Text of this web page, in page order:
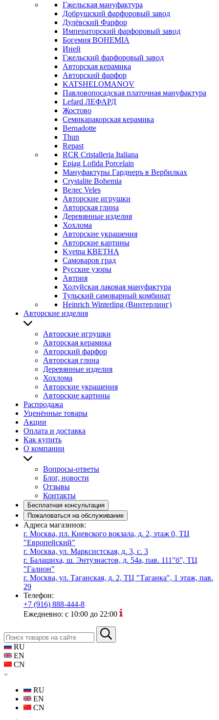
Гжельская мануфактура
Добрушский фарфоровый завод
Дулёвский Фарфор
Императорский фарфоровый завод
Богемия BOHEMIA
Иней
Гжельский фарфоровый завод
Авторская керамика
Авторский фарфор
KATSHELOMANOV
Павловопосадская платочная мануфактура
Lefard ЛЕФАРД
Жостово
Семикаракорская керамика
Bernadotte
Thun
Repast
RCR Cristalleria Italiana
Epiag Lofida Porcelain
Мануфактуры Гарднеръ в Вербилках
Crystalite Bohemia
Велес Veles
Авторские игрушки
Авторская глина
Деревянные изделия
Хохлома
Авторские украшения
Авторские картины
Kvetna КВЕТНА
Самоваров град
Русские узоры
Автрия
Холуйская лаковая мануфактура
Тульский самоварный комбинат
Heinrich Winterling (Винтерлинг)
Авторские изделия
Авторские игрушки
Авторская керамика
Авторский фарфор
Авторская глина
Деревянные изделия
Хохлома
Авторские украшения
Авторские картины
Распродажа
Уценённые товары
Акции
Оплата и доставка
Как купить
О компании
Вопросы-ответы
Блог, новости
Отзывы
Контакты
Бесплатная консультация
Пожаловаться на обслуживание
Адреса магазинов:
г. Москва, пл. Киевского вокзала, д. 2, этаж 0, ТЦ
"Европейский"
г. Москва, ул. Марксистская, д. 3, с. 3
г. Балашиха, ш. Энтузиастов, д. 54а, пав. 111”б”, ТЦ
"Галион"
г. Москва, ул. Таганская, д. 2, ТЦ "Таганка", 1 этаж, пав.
29
Телефон:
+7 (916) 888-444-8
Ежедневно: с 10:00 до 22:00
RU
EN
CN
RU
EN
CN